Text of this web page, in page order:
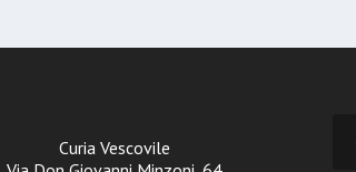
Curia Vescovile